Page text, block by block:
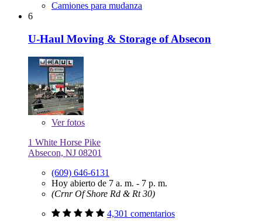
Camiones para mudanza
6
U-Haul Moving & Storage of Absecon
Verfotos
1 White Horse Pike
Absecon, NJ 08201
(609) 646-6131
Hoy abierto de 7 a. m. - 7 p. m.
(Crnr Of Shore Rd & Rt 30)
4,301 comentarios